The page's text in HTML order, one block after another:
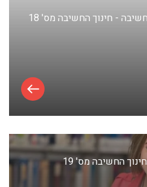
- חינוך החשיבה מס' 18
החשיבה מס' 19